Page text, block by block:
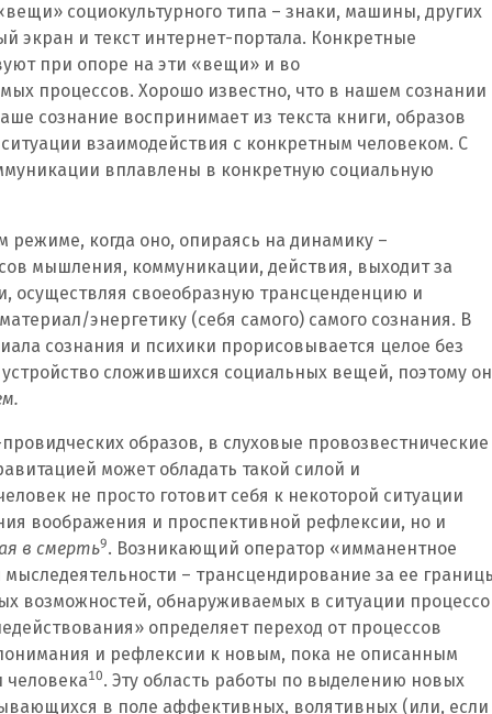
социокультурного типа – знаки, машины, других
экран и текст интернет-портала. Конкретные
при опоре на эти «вещи» и во
процессов. Хорошо известно, что в нашем сознании
сознание воспринимает из текста книги, образов
взаимодействия с конкретным человеком. С
вплавлены в конкретную социальную
режиме, когда оно, опираясь на динамику –
мышления, коммуникации, действия, выходит за
осуществляя своеобразную трансценденцию и
энергетику (себя самого) самого сознания. В
сознания и психики прорисовывается целое без
сложившихся социальных вещей, поэтому он
образов, в слуховые провозвестнические
может обладать такой силой и
не просто готовит себя к некоторой ситуации
воображения и проспективной рефлексии, но и
в смерть9. Возникающий оператор «имманентное
– трансцендирование за ее
возможностей, обнаруживаемых в ситуации
определяет переход от процессов
и рефлексии к новым, пока не описанным
человека10. Эту область работы по выделению новых
в поле аффективных, волятивных (или, если